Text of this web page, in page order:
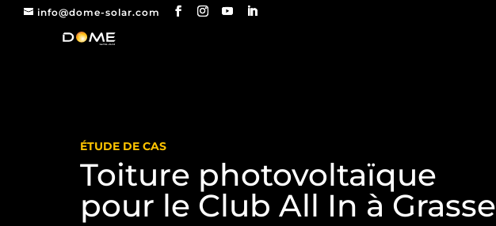
info@dome-solar.com
ÉTUDE DE CAS
Toiture photovoltaïque
pour le Club All In à Grasse